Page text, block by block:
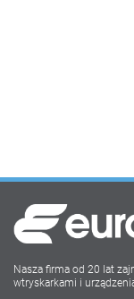
Nasza firma od 20 lat
wtryskarkami i